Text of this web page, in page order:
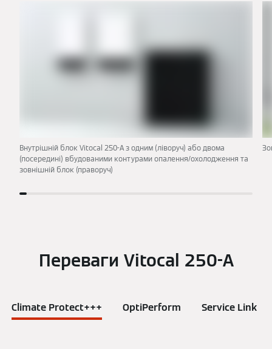
Внутрішній блок Vitocal 250-A з одним (ліворуч) або двома
(посередині) вбудованими контурами опалення/охолодження та
зовнішній блок (праворуч)
Переваги Vitocal 250-A
Climate Protect+++ OptiPerform Service Link